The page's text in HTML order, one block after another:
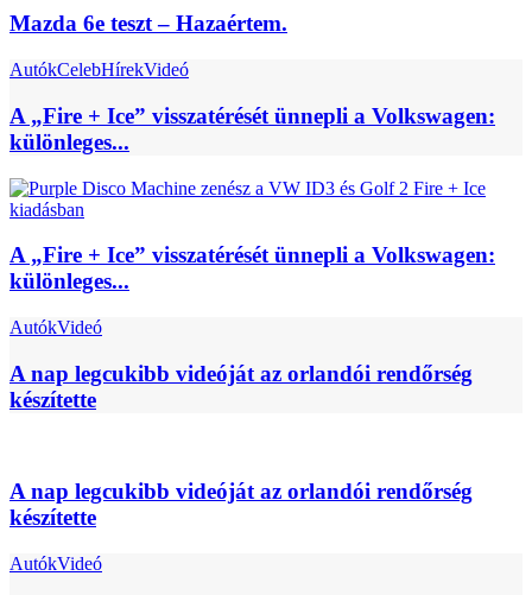
Mazda 6e teszt – Hazaértem.
AutókCelebHírekVideó
A „Fire + Ice” visszatérését ünnepli a Volkswagen:
különleges...
A „Fire + Ice” visszatérését ünnepli a Volkswagen:
különleges...
AutókVideó
A nap legcukibb videóját az orlandói rendőrség
készítette
A nap legcukibb videóját az orlandói rendőrség
készítette
AutókVideó